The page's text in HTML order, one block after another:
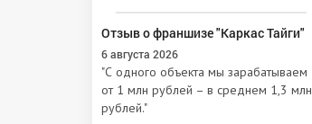
Отзыв о франшизе "Каркас Тайги"
6 августа 2026
"С одного объекта мы зарабатываем
от 1 млн рублей – в среднем 1,3 млн
рублей."